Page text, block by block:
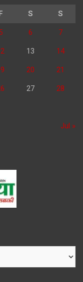
S S
6 7
13 14
20 21
27 28
Jul »